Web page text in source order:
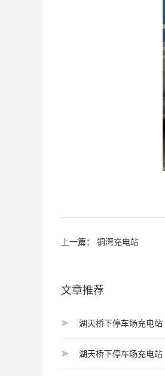
上一篇： 铜湾充电站
文章推荐
湖天桥下停车场充电站
湖天桥下停车场充电站